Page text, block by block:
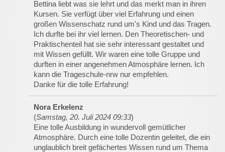
Bettina liebt was sie lehrt und das merkt man in ihren
Kursen. Sie verfügt über viel Erfahrung und einen
großen Wissenschatz rund um's Kind und das Tragen.
Ich durfte bei ihr viel lernen. Den Theoretischen- und
Praktischenteil hat sie sehr interessant gestaltet und
mit Wissen gefüllt. Wir waren eine tolle Gruppe und
durften in einer angenehmen Atmosphäre lernen. Ich
kann die Trageschule-nrw nur empfehlen.
Danke für die tolle Erfahrung!
Nora Erkelenz
(Samstag, 20. Juli 2024 09:33)
Eine tolle Ausbildung in wundervoll gemütlicher
Atmosphäre. Durch eine tolle Dozentin geleitet, die ein
unglaublich breit gefächertes Wissen rund um Thema